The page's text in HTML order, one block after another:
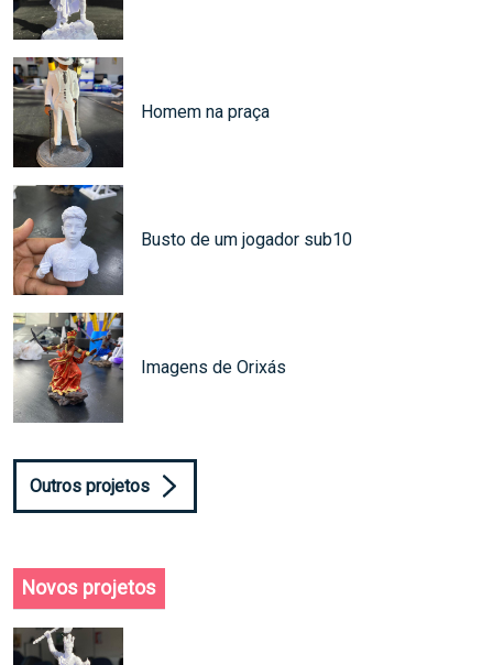
Homem na praça
Busto de um jogador sub10
Imagens de Orixás
Outros projetos
Novos projetos